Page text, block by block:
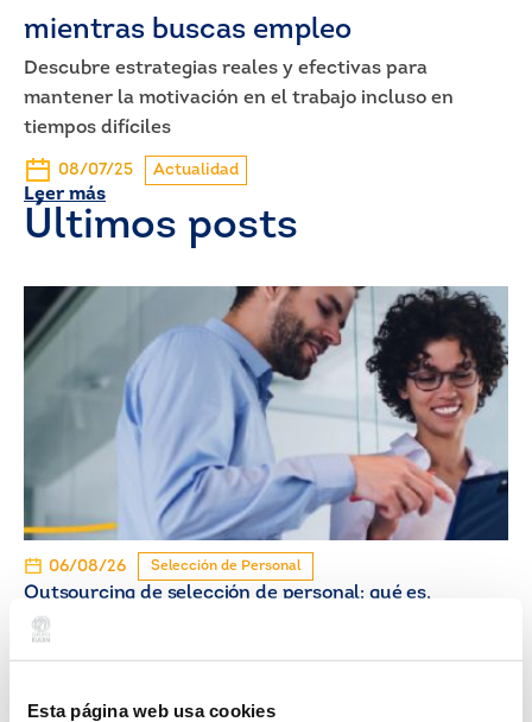
Esta página web usa cookies
mientras buscas empleo
Descubre estrategias reales y efectivas para
mantener la motivación en el trabajo incluso en
tiempos difíciles
08/07/25 Actualidad
Leer más
Últimos posts
06/08/26 Selección de Personal
Outsourcing de selección de personal: qué es,
cómo funciona y cuándo contratarlo